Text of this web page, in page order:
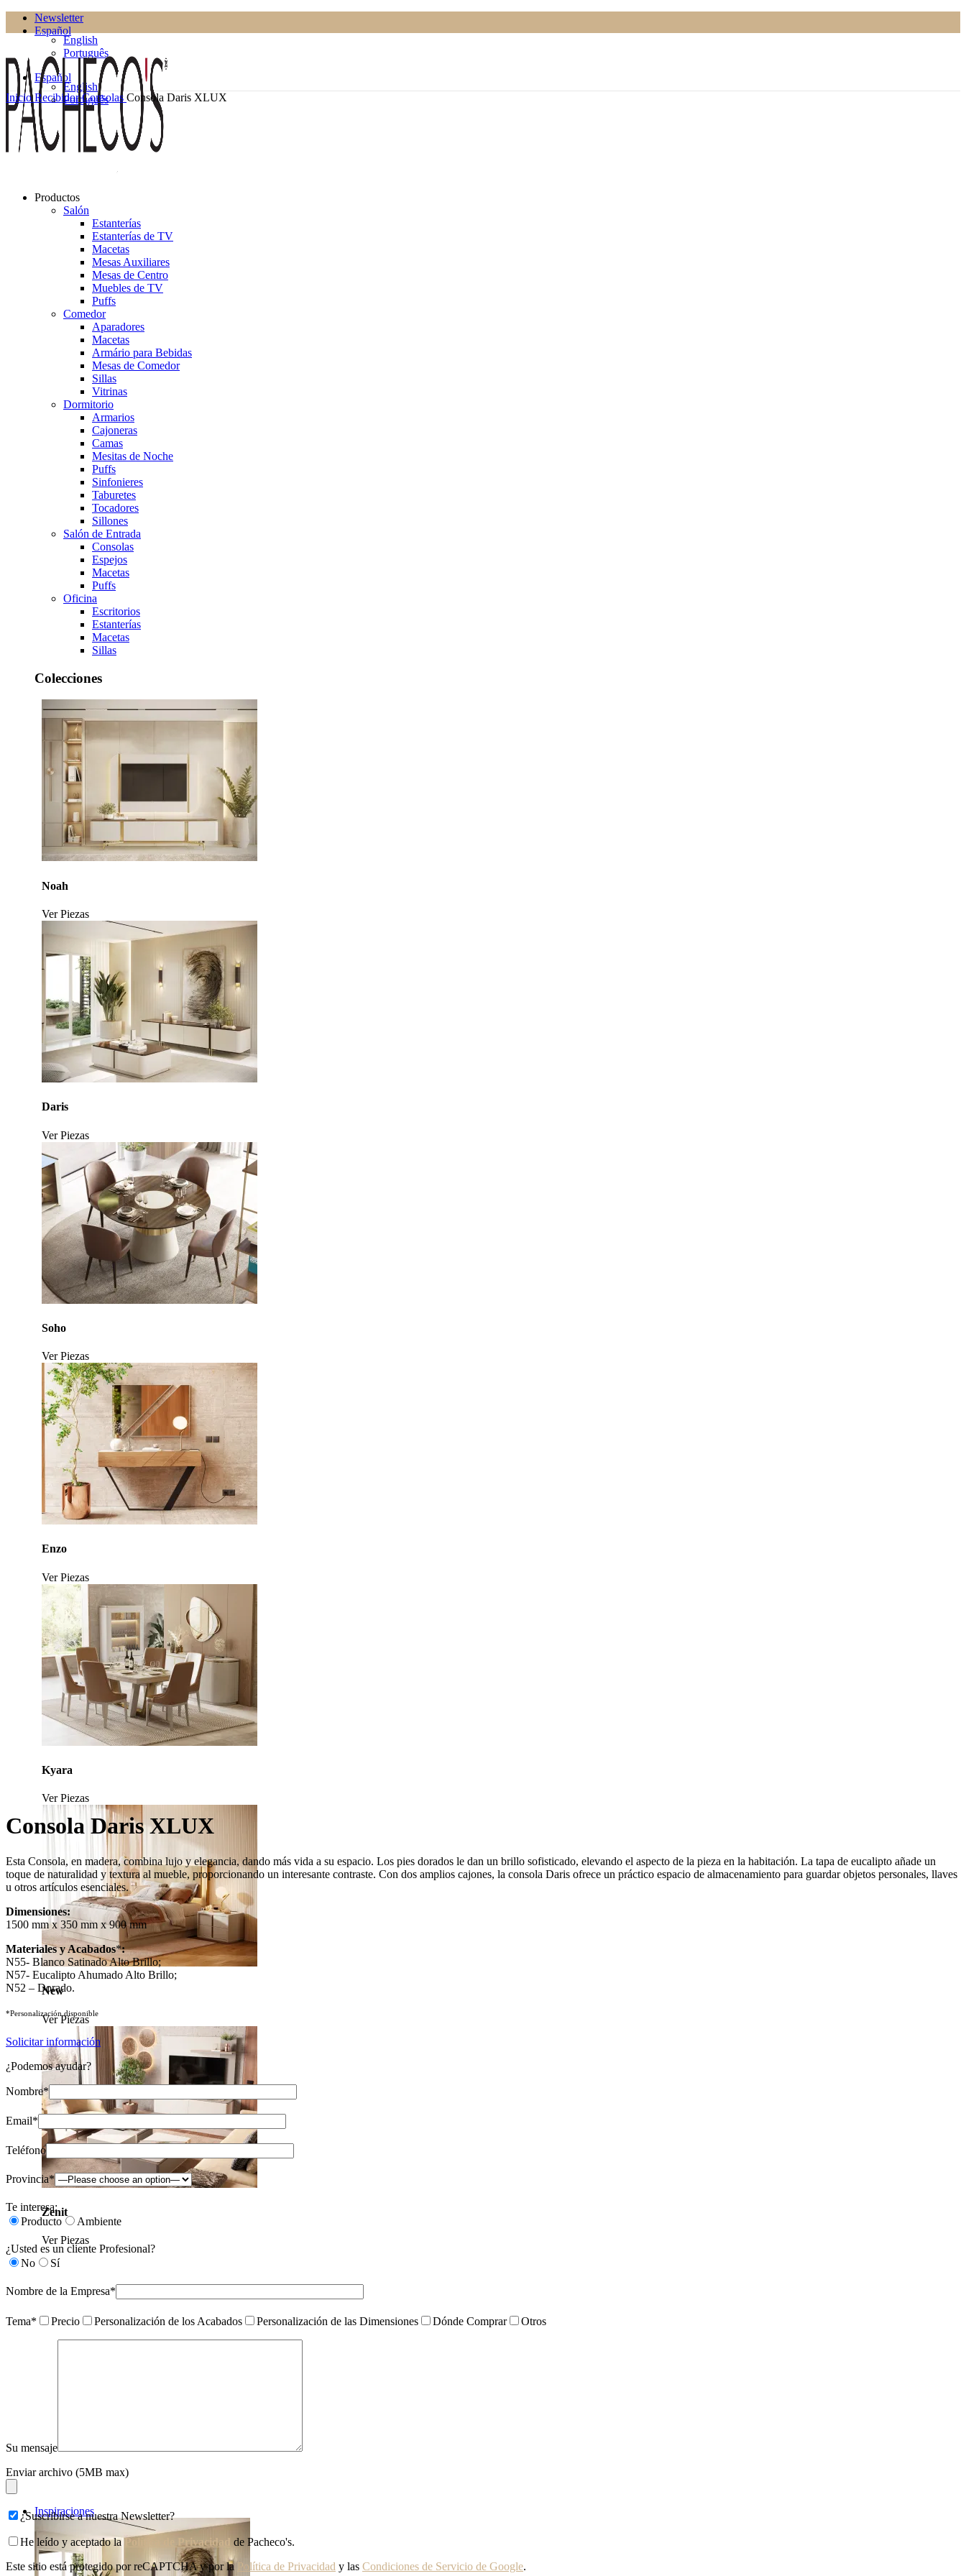
Newsletter
Español
English
Português
Español
English
Português
Productos
Salón
Estanterías
Estanterías de TV
Macetas
Mesas Auxiliares
Mesas de Centro
Muebles de TV
Puffs
Comedor
Aparadores
Macetas
Armário para Bebidas
Mesas de Comedor
Sillas
Vitrinas
Dormitorio
Armarios
Cajoneras
Camas
Mesitas de Noche
Puffs
Sinfonieres
Taburetes
Tocadores
Sillones
Salón de Entrada
Consolas
Espejos
Macetas
Puffs
Oficina
Escritorios
Estanterías
Macetas
Sillas
Colecciones
Noah
Ver Piezas
Daris
Ver Piezas
Soho
Ver Piezas
Enzo
Ver Piezas
Kyara
Ver Piezas
New
Ver Piezas
Zenit
Ver Piezas
Inspiraciones
InicioRecibidorConsolas Consola Daris XLUX
Click to enlarge
Consola Daris XLUX
Esta Consola, en madera, combina lujo y elegancia, dando más vida a su espacio. Los pies dorados le dan un brillo sofisticado, elevando el aspecto de la pieza en la habitación. La tapa de eucalipto añade un
toque de naturalidad y textura al mueble, proporcionando un interesante contraste. Con dos amplios cajones, la consola Daris ofrece un práctico espacio de almacenamiento para guardar objetos personales, llaves
u otros artículos esenciales.
Dimensiones:
1500 mm x 350 mm x 900 mm
Materiales y Acabados*:
N55- Blanco Satinado Alto Brillo;
N57- Eucalipto Ahumado Alto Brillo;
N52 – Dorado.
*Personalización disponible
Solicitar información
¿Podemos ayudar?
Nombre*
Email*
Teléfono
Provincia*
Te interesa:
Producto
Ambiente
¿Usted es un cliente Profesional?
No
Sí
Nombre de la Empresa*
Tema* Precio Personalización de los Acabados Personalización de las Dimensiones Dónde Comprar Otros
Su mensaje
Enviar archivo (5MB max)
¿Suscribirse a nuestra Newsletter?
He leído y aceptado laPolítica de Privacidad de Pacheco's.
Este sitio está protegido por reCAPTCHA y por la Política de Privacidad y las Condiciones de Servicio de Google.